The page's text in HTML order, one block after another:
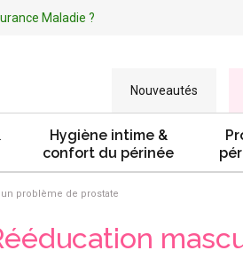
Maladie ?
Nouveautés
Hygiène intime &
confort du périnée
problème de prostate